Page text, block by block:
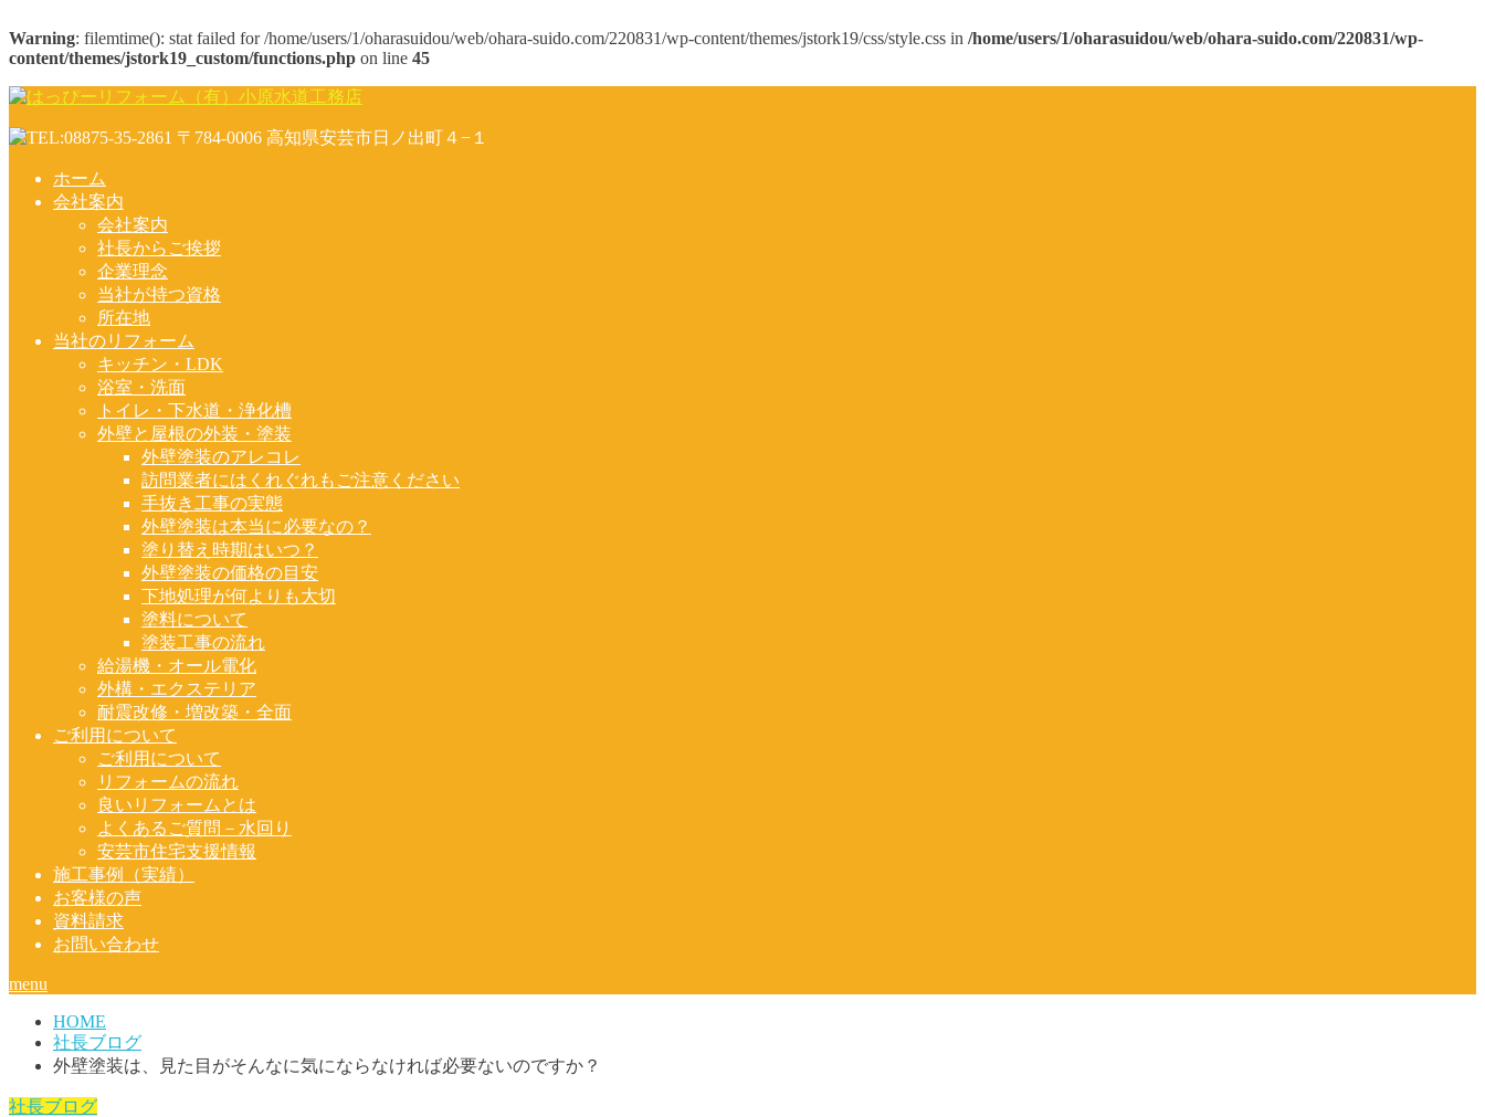
Warning: filemtime(): stat failed for /home/users/1/oharasuidou/web/ohara-suido.com/220831/wp-content/themes/jstork19/css/style.css in /home/users/1/oharasuidou/web/ohara-suido.com/220831/wp-
content/themes/jstork19_custom/functions.php on line 45
ホーム
会社案内
会社案内
社長からご挨拶
企業理念
当社が持つ資格
所在地
当社のリフォーム
キッチン・LDK
浴室・洗面
トイレ・下水道・浄化槽
外壁と屋根の外装・塗装
外壁塗装のアレコレ
訪問業者にはくれぐれもご注意ください
手抜き工事の実態
外壁塗装は本当に必要なの？
塗り替え時期はいつ？
外壁塗装の価格の目安
下地処理が何よりも大切
塗料について
塗装工事の流れ
給湯機・オール電化
外構・エクステリア
耐震改修・増改築・全面
ご利用について
ご利用について
リフォームの流れ
良いリフォームとは
よくあるご質問－水回り
安芸市住宅支援情報
施工事例（実績）
お客様の声
資料請求
お問い合わせ
menu
HOME
社長ブログ
外壁塗装は、見た目がそんなに気にならなければ必要ないのですか？
社長ブログ